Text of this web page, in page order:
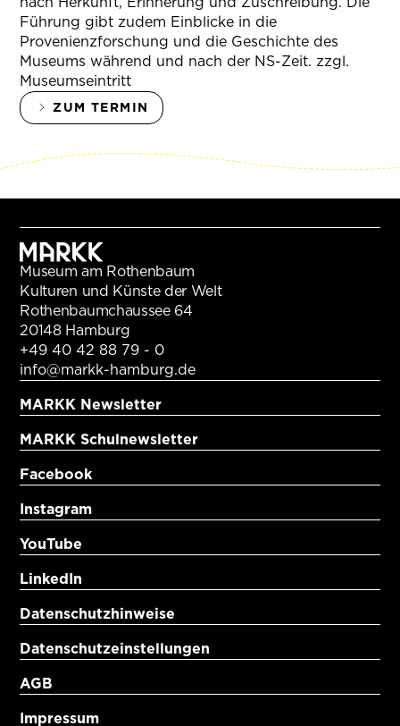
Führung gibt zudem Einblicke in die
Provenienzforschung und die Geschichte des
Museums während und nach der NS-Zeit. zzgl.
Museumseintritt
ZUM TERMIN
Museum am Rothenbaum
Kulturen und Künste der Welt
Rothenbaumchaussee 64
20148 Hamburg
+49 40 42 88 79 - 0
info@markk-hamburg.de
MARKK Newsletter
MARKK Schulnewsletter
Facebook
Instagram
YouTube
LinkedIn
Datenschutzhinweise
Datenschutzeinstellungen
AGB
Impressum